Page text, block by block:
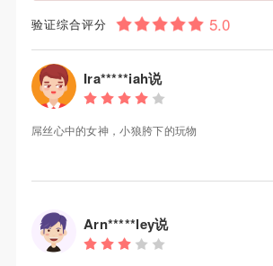
验证综合评分
Ira*****iah说
屌丝心中的女神，小狼胯下的玩物
Arn*****ley说